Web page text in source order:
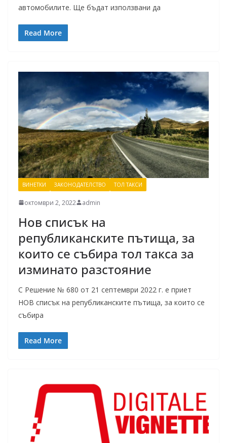
автомобилите. Ще бъдат използвани да
Read More
ВИНЕТКИ ЗАКОНОДАТЕЛСТВО ТОЛ ТАКСИ
октомври 2, 2022 admin
Нов списък на
републиканските пътища, за
които се събира тол такса за
изминато разстояние
С Решение № 680 от 21 септември 2022 г. е приет
НОВ списък на републиканските пътища, за които се
събира
Read More